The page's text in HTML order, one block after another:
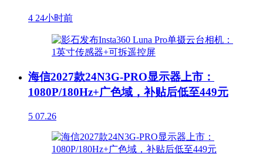
4 24小时前
海信2027款24N3G-PRO显示器上市：
1080P/180Hz+广色域，补贴后低至449元
5 07.26